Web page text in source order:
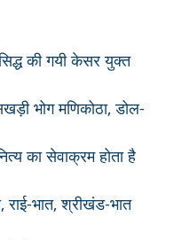
की गयी केसर युक्त
भोग मणिकोठा, डोल-
का सेवाक्रम होता है
भात, श्रीखंड-भात